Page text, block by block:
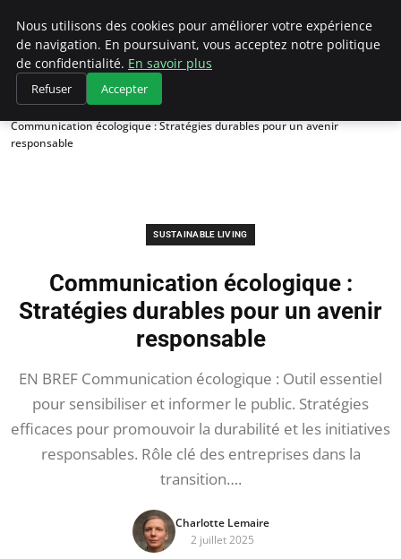
Climategatecountryclub.com
Accueil
Sustainable Living
Communication écologique : Stratégies durables pour un avenir
responsable
SUSTAINABLE LIVING
Communication écologique :
Stratégies durables pour un avenir
responsable
EN BREF Communication écologique : Outil essentiel
pour sensibiliser et informer le public. Stratégies
efficaces pour promouvoir la durabilité et les initiatives
responsables. Rôle clé des entreprises dans la
transition….
Charlotte Lemaire
2 juillet 2025
Nous utilisons des cookies pour améliorer votre expérience
de navigation. En poursuivant, vous acceptez notre politique
de confidentialité. En savoir plus
Refuser Accepter